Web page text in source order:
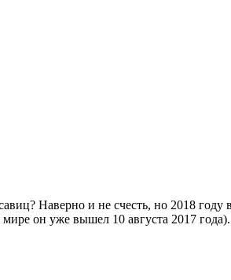
Наверно и не счесть, но 2018
он уже вышел 10 августа 2017 года).